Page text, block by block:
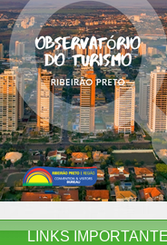
LINKS